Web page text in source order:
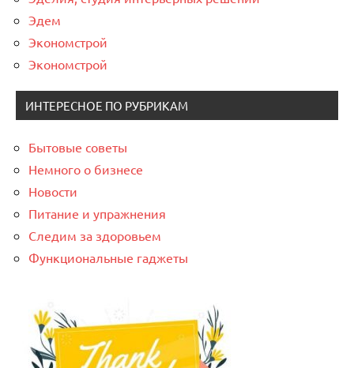
Эдем
Экономстрой
Экономстрой
ИНТЕРЕСНОЕ ПО РУБРИКАМ
Бытовые советы
Немного о бизнесе
Новости
Питание и упражнения
Следим за здоровьем
Функциональные гаджеты